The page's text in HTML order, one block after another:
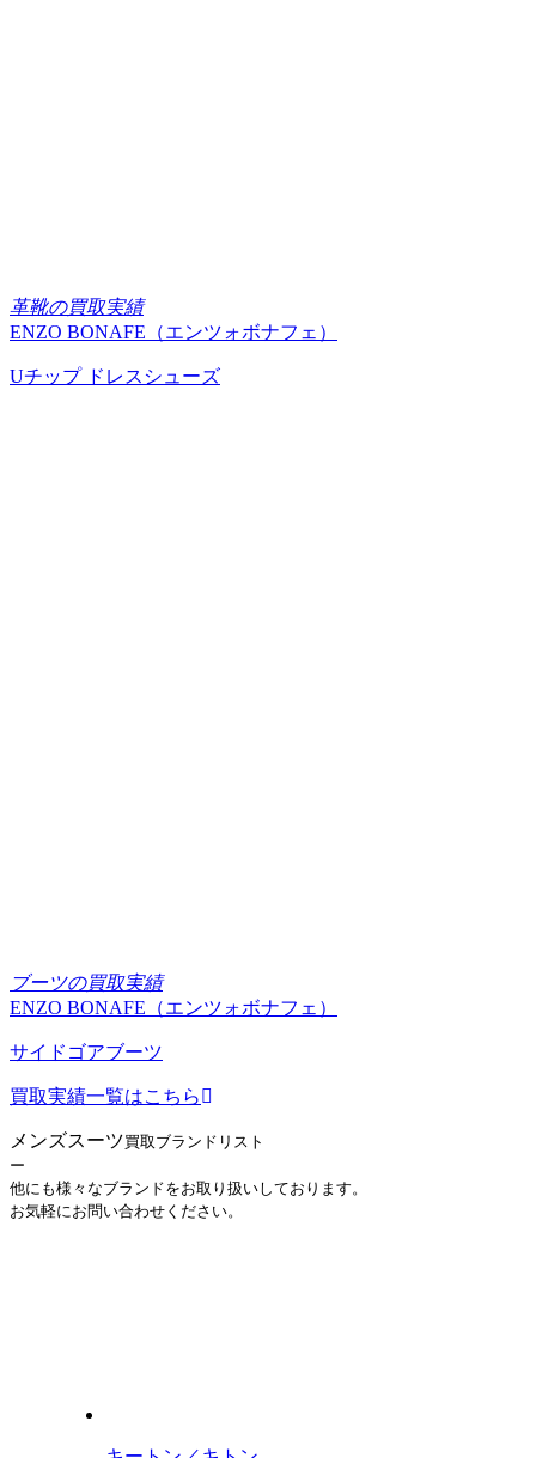
革靴の買取実績
ENZO BONAFE（エンツォボナフェ）
Uチップ ドレスシューズ
ブーツの買取実績
ENZO BONAFE（エンツォボナフェ）
サイドゴアブーツ
買取実績一覧はこちら
メンズスーツ買取ブランドリスト
ー
他にも様々なブランドをお取り扱いしております。
お気軽にお問い合わせください。